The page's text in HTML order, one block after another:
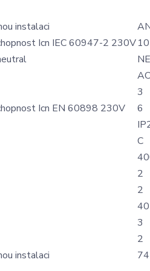
instalaci
Icn IEC 60947-2 230V10
NE
AC
3
Icn EN 60898 230V
6
C
2
2
40
3
2
instalaci
74